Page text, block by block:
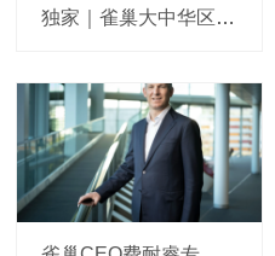
独家｜雀巢大中华区人力资源“一号位”敲定，菲仕兰徐耀东接棒